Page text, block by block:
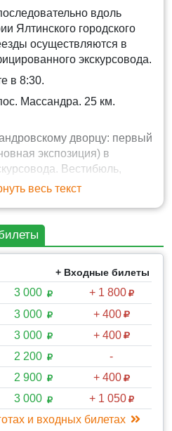
вдоль
Ялтинского городского
осуществляются в
экскурсовода.
в 8:30.
Массандра. 25 км.
дворцу: первый
экспозиция) в
Вестибюль,
столовая в рыцарском
придворцовой
поляна, бассейн с
старинные деревья,
на горы. 30 мин.
30 минут.
дворца императора
знакомство с двумя
венценосной семьи
конференция трёх глав
И. Сталина, Ф. Рузвельта,
весь текст
+ Входные билеты
3 000
+ 1 800
3 000
+ 400
3 000
+ 400
2 200
-
2 900
+ 400
3 000
+ 1 050
и входных билетах